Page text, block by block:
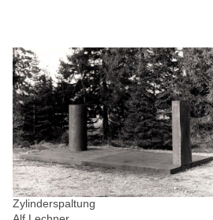
Zylinderspaltung